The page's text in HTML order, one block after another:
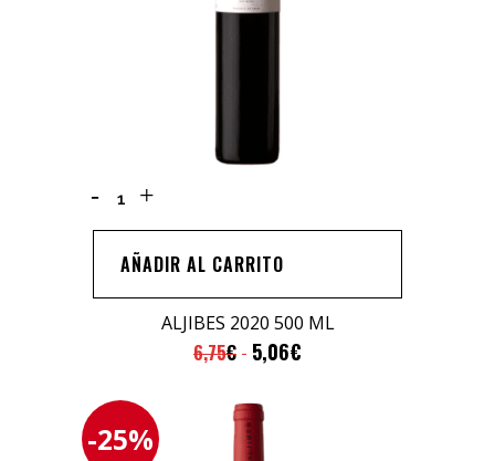
ALJIBES
AÑADIR AL CARRITO
ALJIBES 2020 500 ML
6,75€ 5,06€
-25%